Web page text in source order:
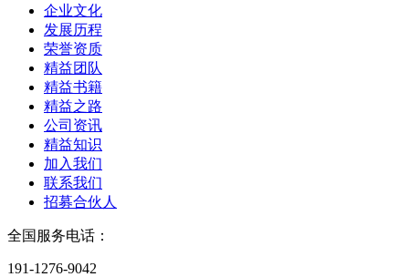
企业文化
发展历程
荣誉资质
精益团队
精益书籍
精益之路
公司资讯
精益知识
加入我们
联系我们
招募合伙人
全国服务电话：
191-1276-9042